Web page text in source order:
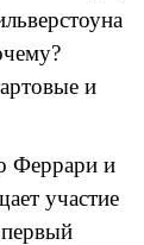
и
Феррари и
участие